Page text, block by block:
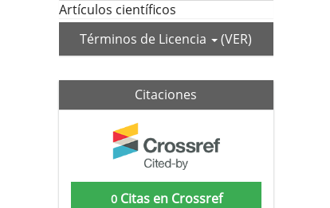
Artículos científicos
Términos de Licencia
(VER)
Citaciones
0Citas en Crossref